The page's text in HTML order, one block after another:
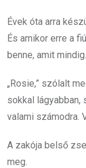
Évek óta arra
És amikor erre a
benne, amit
„Rosie,” szólalt
sokkal lágyabban,
valami számodra.
A zakója belső
meg.